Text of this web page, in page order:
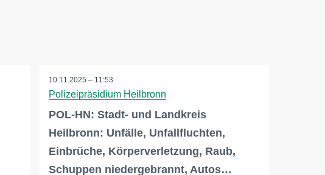
10.11.2025 – 11:53
Polizeipräsidium Heilbronn
POL-HN: Stadt- und Landkreis
Heilbronn: Unfälle, Unfallfluchten,
Einbrüche, Körperverletzung, Raub,
Schuppen niedergebrannt, Autos…